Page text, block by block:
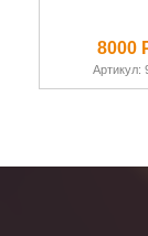
8000
Артикул: